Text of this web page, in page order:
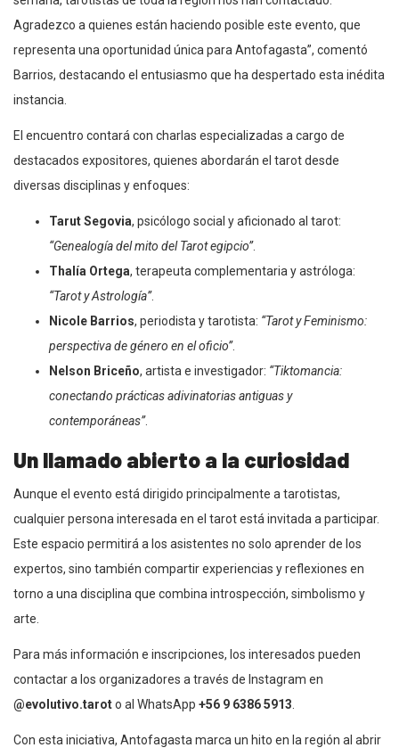
Agradezco a quienes están haciendo posible este evento, que
representa una oportunidad única para Antofagasta”, comentó
Barrios, destacando el entusiasmo que ha despertado esta inédita
instancia.
El encuentro contará con charlas especializadas a cargo de
destacados expositores, quienes abordarán el tarot desde
diversas disciplinas y enfoques:
Tarut Segovia, psicólogo social y aficionado al tarot:
“Genealogía del mito del Tarot egipcio”.
Thalía Ortega, terapeuta complementaria y astróloga:
“Tarot y Astrología”.
Nicole Barrios, periodista y tarotista: “Tarot y Feminismo:
perspectiva de género en el oficio”.
Nelson Briceño, artista e investigador: “Tiktomancia:
conectando prácticas adivinatorias antiguas y
contemporáneas”.
Un llamado abierto a la curiosidad
Aunque el evento está dirigido principalmente a tarotistas,
cualquier persona interesada en el tarot está invitada a participar.
Este espacio permitirá a los asistentes no solo aprender de los
expertos, sino también compartir experiencias y reflexiones en
torno a una disciplina que combina introspección, simbolismo y
arte.
Para más información e inscripciones, los interesados pueden
contactar a los organizadores a través de Instagram en
@evolutivo.taroto al WhatsApp +56 9 6386 5913
Con esta iniciativa, Antofagasta marca un hito en la región al abrir